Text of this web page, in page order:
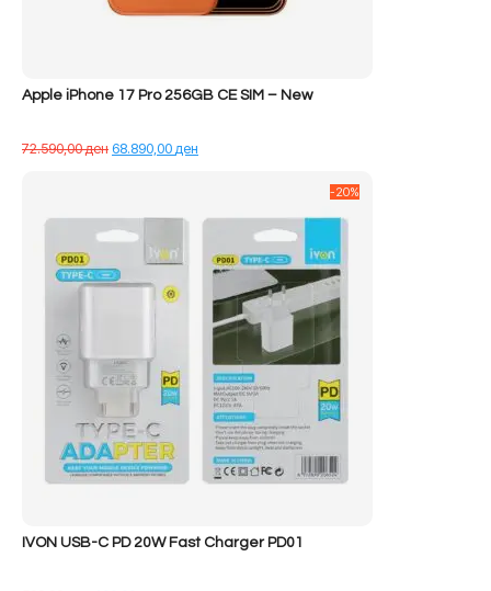
Apple iPhone 17 Pro 256GB CE SIM – New
72.590,00денÇmimi
68.890,00ден
68.890,00 ден.
IVON USB-C PD 20W Fast Charger PD01
-20%